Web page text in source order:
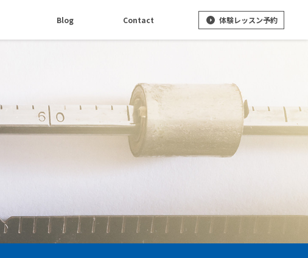
Blog Contact 体験レッスン予約